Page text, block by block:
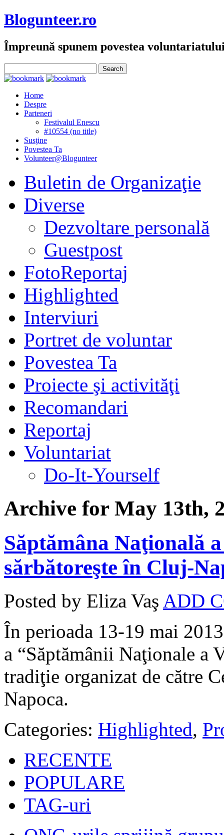
Blogunteer.ro
Împreună spunem povestea
Home
Despre
Parteneri
Festivalul Enescu
#10554 (no title)
Susţine
Povestea Ta
Volunteer@Blogunteer
Buletin de Organizaţie
Diverse
Dezvoltare personală
Guestpost
FotoReportaj
Highlighted
Interviuri
Portret de voluntar
Povestea Ta
Proiecte şi activităţi
Recomandari
Reportaj
Voluntariat
Do-It-Yourself
Archive for May 13th,
Săptămâna Naţională
sărbătoreşte în Cluj-
Posted by Eliza Vaş ADD
În perioada 13-19 mai
a “Săptămânii Naţionale a
tradiţie organizat de către
Napoca.
Categories: Highlighted,
RECENTE
POPULARE
TAG-uri